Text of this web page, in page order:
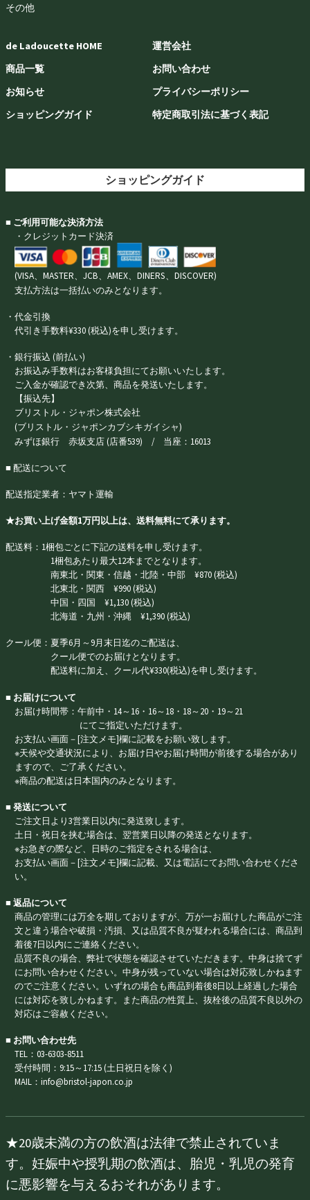
その他
de Ladoucette HOME
商品一覧
お知らせ
ショッピングガイド
運営会社
お問い合わせ
プライバシーポリシー
特定商取引法に基づく表記
ショッピングガイド
■ ご利用可能な決済方法
・クレジットカード決済
(VISA、MASTER、JCB、AMEX、DINERS、DISCOVER)
支払方法は一括払いのみとなります。
・代金引換
代引き手数料¥330 (税込)を申し受けます。
・銀行振込 (前払い)
お振込み手数料はお客様負担にてお願いいたします。
ご入金が確認でき次第、商品を発送いたします。
【振込先】
ブリストル・ジャポン株式会社
(ブリストル・ジャポンカブシキガイシャ)
みずほ銀行 赤坂支店 (店番539) / 当座：16013
■ 配送について
配送指定業者：ヤマト運輸
★お買い上げ金額1万円以上は、送料無料にて承ります。
配送料：1梱包ごとに下記の送料を申し受けます。
1梱包あたり最大12本までとなります。
南東北・関東・信越・北陸・中部 ¥870 (税込)
北東北・関西 ¥990 (税込)
中国・四国 ¥1,130 (税込)
北海道・九州・沖縄 ¥1,390 (税込)
クール便：夏季6月～9月末日迄のご配送は、
クール便でのお届けとなります。
配送料に加え、クール代¥330(税込)を申し受けます。
■ お届けについて
お届け時間帯：午前中・14～16・16～18・18～20・19～21
にてご指定いただけます。
お支払い画面－[注文メモ]欄に記載をお願い致します。
※天候や交通状況により、お届け日やお届け時間が前後する場合があり
ますので、ご了承ください。
※商品の配送は日本国内のみとなります。
■ 発送について
ご注文日より3営業日以内に発送致します。
土日・祝日を挟む場合は、翌営業日以降の発送となります。
※お急ぎの際など、日時のご指定をされる場合は、
お支払い画面－[注文メモ]欄に記載、又は電話にてお問い合わせくださ
い。
■ 返品について
商品の管理には万全を期しておりますが、万が一お届けした商品がご注
文と違う場合や破損・汚損、又は品質不良が疑われる場合には、商品到
着後7日以内にご連絡ください。
品質不良の場合、弊社で状態を確認させていただきます。中身は捨てず
にお問い合わせください。中身が残っていない場合は対応致しかねます
のでご注意ください。いずれの場合も商品到着後8日以上経過した場合
には対応を致しかねます。また商品の性質上、抜栓後の品質不良以外の
対応はご容赦ください。
■ お問い合わせ先
TEL：03-6303-8511
受付時間：9:15～17:15 (土日祝日を除く)
MAIL：info@bristol-japon.co.jp
★20歳未満の方の飲酒は法律で禁止されていま
す。妊娠中や授乳期の飲酒は、胎児・乳児の発育
に悪影響を与えるおそれがあります。